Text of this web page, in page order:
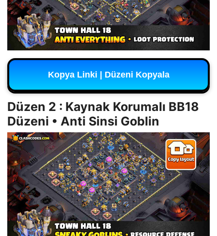
Kopya Linki | Düzeni Kopyala
Düzen 2 : Kaynak Korumalı BB18
Düzeni • Anti Sinsi Goblin